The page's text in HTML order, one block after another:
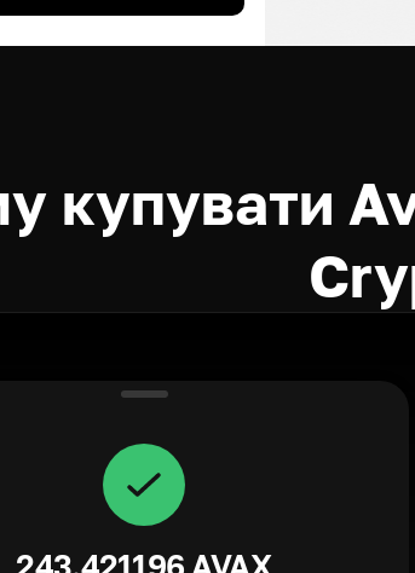
купувати